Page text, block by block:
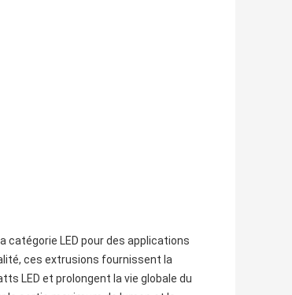
catégorie LED pour des applications
ces extrusions fournissent la
LED et prolongent la vie globale du